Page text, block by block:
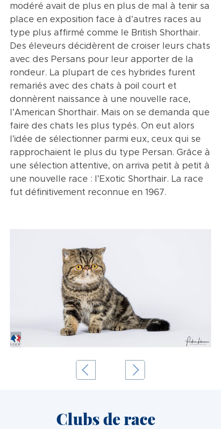
modéré avait de plus en plus de mal à tenir sa
place en exposition face à d’autres races au
type plus affirmé comme le British Shorthair.
Des éleveurs décidèrent de croiser leurs chats
avec des Persans pour leur apporter de la
rondeur. La plupart de ces hybrides furent
remariés avec des chats à poil court et
donnèrent naissance à une nouvelle race,
l’American Shorthair. Mais on se demanda que
faire des chats les plus typés. On eut alors
l’idée de sélectionner parmi eux, ceux qui se
rapprochaient le plus du type Persan. Grâce à
une sélection attentive, on arriva petit à petit à
une nouvelle race : l’Exotic Shorthair. La race
fut définitivement reconnue en 1967.
sont ronds, grands, bien ouverts, très
expressifs. De profil, le front, le nez et le
menton sont alignés sur un même plan. Le nez
est court et large, avec un stop profond et
des narines bien ouvertes pour une respiration
normale. L’encolure est épaisse, la poitrine
large, les pattes solides et courtes. La queue
est plutôt courte et large de la base à
l’extrémité. Légèrement plus longue que celle
des autres chats à poil court, la fourrure est
dense, pelucheuse et douce au toucher.
Toutes les couleurs sont reconnues.
précoces, plus vifs et plus joueurs que les
petits Persans. L’Exotic reste cependant un
chat calme et facile à vivre particulièrement
bien adapté à la vie en appartement. Du point
de vue du toilettage, un brossage
hebdomadaire suffit sauf en période de mue.
Comme chez tous les animaux à face plate, il
convient de nettoyer régulièrement le contour
des yeux avec une lotion adaptée.
Clubs de race